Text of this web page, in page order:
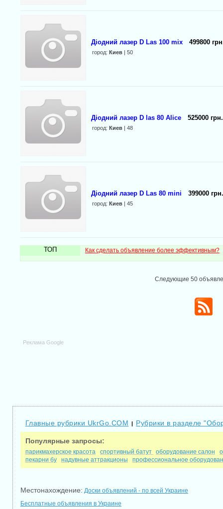
Діодний лазер D Las 100 mix 499800
город: Киев| 50
Діодний лазер D las 80 Alice 525000 грн.
город: Киев| 48
Діодний лазер D Las 80 mini 399000 грн.
город: Киев| 45
ТОП Как сделать объявление более эффективным?
Следующие 50
Реклама Google
Главные рубрики UkrGo.COM | Рубрики в разделе
Популярные запросы:
парикмахерское красота спортивный батут оборудование салон
пекарни бу
надувные аттракционы профессиональное
Местонахождение: Доски объявлений - по всей Украине
Бесплатные объявления в Украине